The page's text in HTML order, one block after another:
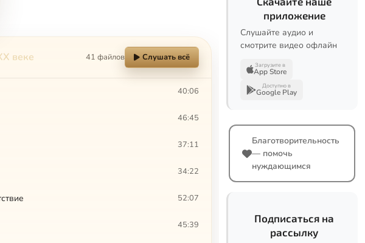
веке 41 файлов Слушать всё
40:06
46:45
37:11
34:22
52:07
45:39
приложение
Слушайте аудио и
смотрите видео офлайн
Загрузите в
App Store
Доступно в
Google Play
Благотворительность
— помочь
нуждающимся
Подписаться на
рассылку